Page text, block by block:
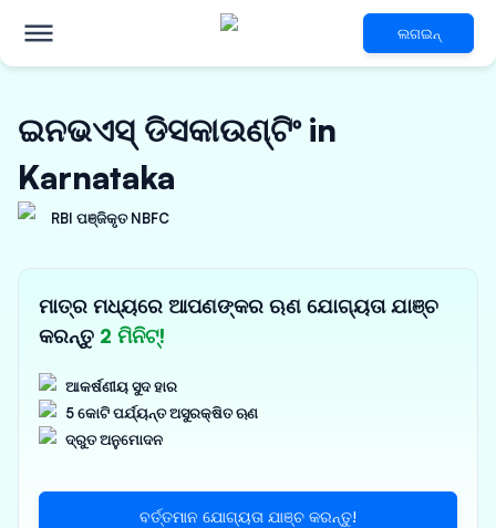
ଲଗଇନ୍
ଇନଭଏସ୍ ଡିସକାଉଣ୍ଟିଂ in
Karnataka
RBI ପଞ୍ଜିକୃତ NBFC
ମାତ୍ର ମଧ୍ୟରେ ଆପଣଙ୍କର ଋଣ ଯୋଗ୍ୟତା ଯାଞ୍ଚ
କରନ୍ତୁ 2 ମିନିଟ୍!
ଆକର୍ଷଣୀୟ ସୁଦ ହାର
5 କୋଟି ପର୍ଯ୍ୟନ୍ତ ଅସୁରକ୍ଷିତ ଋଣ
ଦ୍ରୁତ ଅନୁମୋଦନ
ବର୍ତ୍ତମାନ ଯୋଗ୍ୟତା ଯାଞ୍ଚ କରନ୍ତୁ!